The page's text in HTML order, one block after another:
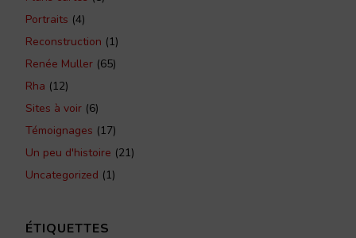
Portraits (4)
Reconstruction (1)
Renée Muller (65)
Rha (12)
Sites à voir (6)
Témoignages (17)
Un peu d'histoire (21)
Uncategorized (1)
ÉTIQUETTES